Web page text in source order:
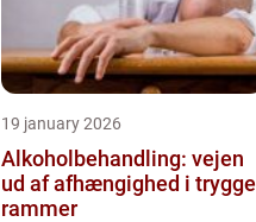
19 january 2026
Alkoholbehandling: vejen
ud af afhængighed i trygge
rammer